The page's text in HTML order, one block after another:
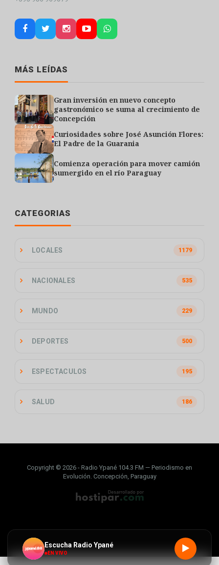
MÁS LEÍDAS
Gran inversión en nuevo concepto
gastronómico se suma al crecimiento de
Concepción
Curiosidades sobre José Asunción Flores:
El Padre de la Guarania
Comienza operación para mover camión
sumergido en el río Paraguay
CATEGORIAS
LOCALES 1179
NACIONALES 535
MUNDO 229
DEPORTES 500
ESPECTACULOS 195
SALUD 186
Copyright © 2026 - Radio Ypané 104.3 FM — Periodismo en
Evolución. Concepción, Paraguay
Escucha Radio Ypané
EN VIVO